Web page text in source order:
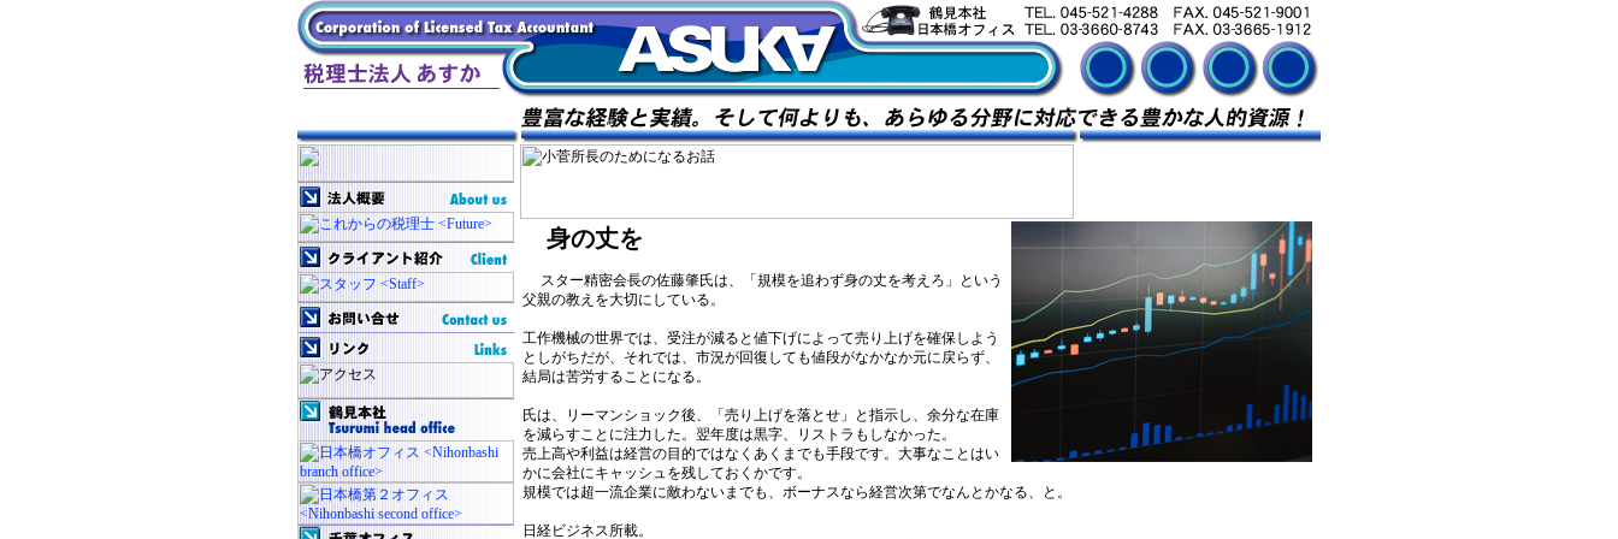
身の丈を
スター精密会長の佐藤肇氏は、「規模を追わず身の丈を考えろ」という
父親の教えを大切にしている。
工作機械の世界では、受注が減ると値下げによって売り上げを確保しよう
としがちだが、それでは、市況が回復しても値段がなかなか元に戻らず、
結局は苦労することになる。
氏は、リーマンショック後、「売り上げを落とせ」と指示し、余分な在庫
を減らすことに注力した。翌年度は黒字、リストラもしなかった。
売上高や利益は経営の目的ではなくあくまでも手段です。大事なことはい
かに会社にキャッシュを残しておくかです。
規模では超一流企業に敵わないまでも、ボーナスなら経営次第でなんとかなる、と。
日経ビジネス所載。